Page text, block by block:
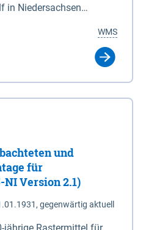
bestimmt sind (§2 Abs.3
durch Widmung, die
ausspricht.
in Niedersachsen
Wolfsterritorien im
WMS
und
für
NI Version 2.1)
gegenwärtig aktuell